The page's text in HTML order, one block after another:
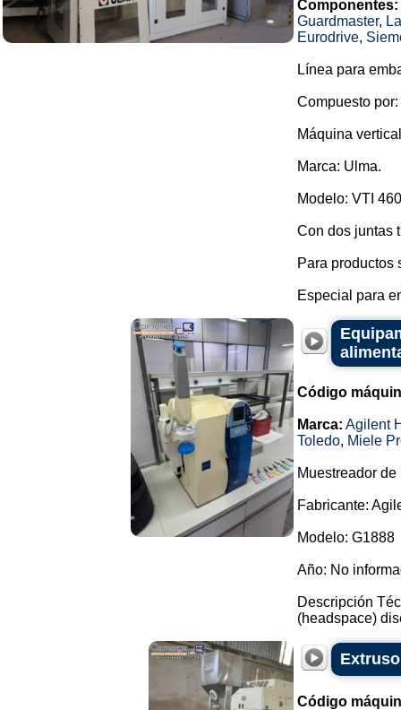
Componentes:
Guardmaster,
Eurodrive,
Línea para
Compuesto por:
Máquina
Marca: Ulma.
Modelo: VTI
Con dos juntas
Para productos
Especial para
Código
Marca: Agilent
Toledo, Miele
Muestreador
Fabricante:
Modelo: G1888
Año: No
Descripción
(headspace)
Código